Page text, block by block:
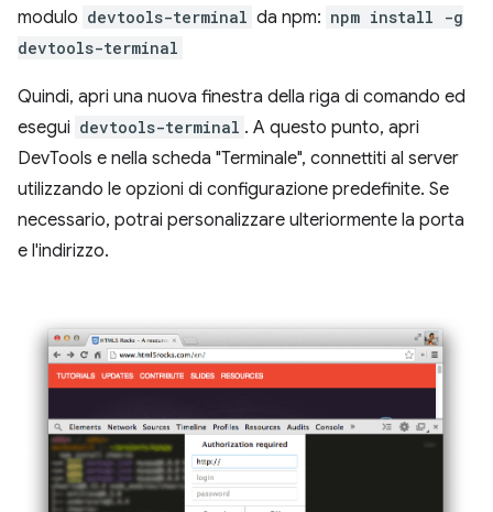
modulo devtools-terminal da npm: npm install -g
devtools-terminal
Quindi, apri una nuova finestra della riga di comando ed
esegui devtools-terminal . A questo punto, apri
DevTools e nella scheda "Terminale", connettiti al server
utilizzando le opzioni di configurazione predefinite. Se
necessario, potrai personalizzare ulteriormente la porta
e l'indirizzo.